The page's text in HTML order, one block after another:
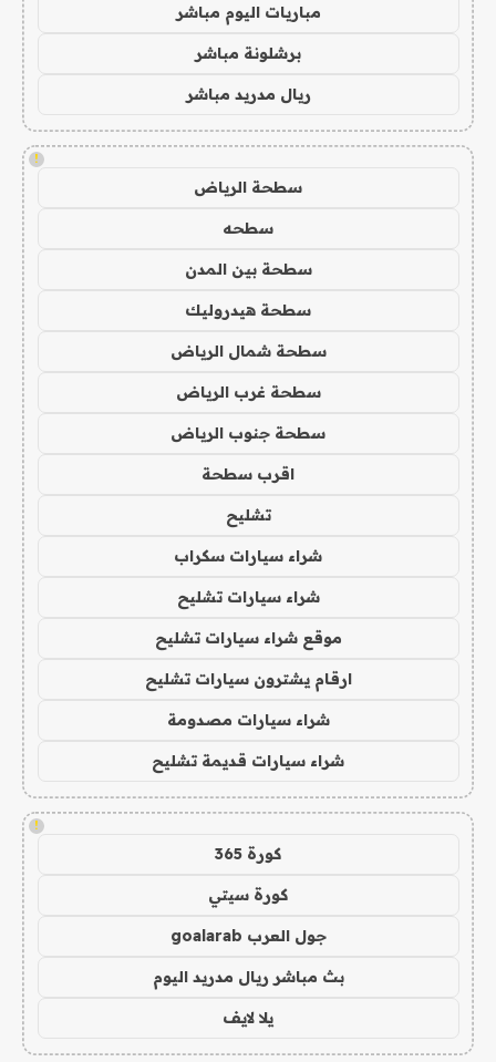
مباريات اليوم مباشر
برشلونة مباشر
ريال مدريد مباشر
!
سطحة الرياض
سطحه
سطحة بين المدن
سطحة هيدروليك
سطحة شمال الرياض
سطحة غرب الرياض
سطحة جنوب الرياض
اقرب سطحة
تشليح
شراء سيارات سكراب
شراء سيارات تشليح
موقع شراء سيارات تشليح
ارقام يشترون سيارات تشليح
شراء سيارات مصدومة
شراء سيارات قديمة تشليح
!
كورة 365
كورة سيتي
جول العرب goalarab
بث مباشر ريال مدريد اليوم
يلا لايف